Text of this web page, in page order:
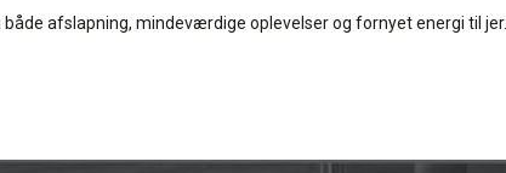
afslapning, mindeværdige oplevelser og fornyet energi til jer.